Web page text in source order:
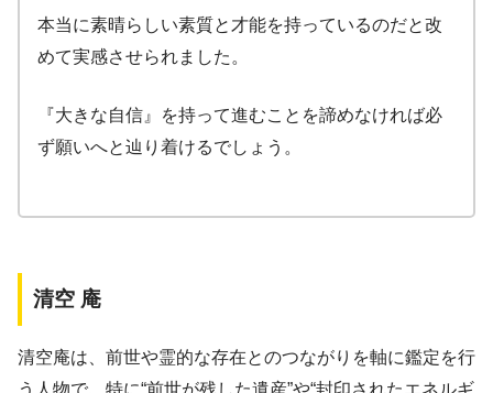
本当に素晴らしい素質と才能を持っているのだと改
めて実感させられました。
『大きな自信』を持って進むことを諦めなければ必
ず願いへと辿り着けるでしょう。
清空 庵
清空庵は、前世や霊的な存在とのつながりを軸に鑑定を行
う人物で、特に“前世が残した遺産”や“封印されたエネルギ